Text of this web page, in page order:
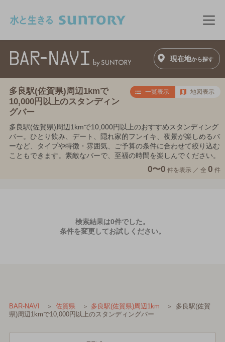
メ
現在地から探す
多良駅(佐賀県)周辺1kmで
10,000円以上のスタンディン
グバー
一覧表示 地図表示
多良駅(佐賀県)周辺1kmで10,000円以上のおすすめスタンディング
バー。ひとり飲み、デート、隠れ家的フンイキ、夜景が楽しめるバ
ーなど、タイプや特徴・雰囲気、ご予算の条件に合わせて絞り込む
こともできます。素敵なバーで、至福の時間を楽しんでください。
0〜0 件を表示 ／ 全 0 件
検索結果は0件でした。
条件を変更してお試しください。
BAR-NAVI 佐賀県 多良駅(佐賀県)周辺1km
多良駅(佐賀
県)周辺1kmで10,000円以上のスタンディングバー